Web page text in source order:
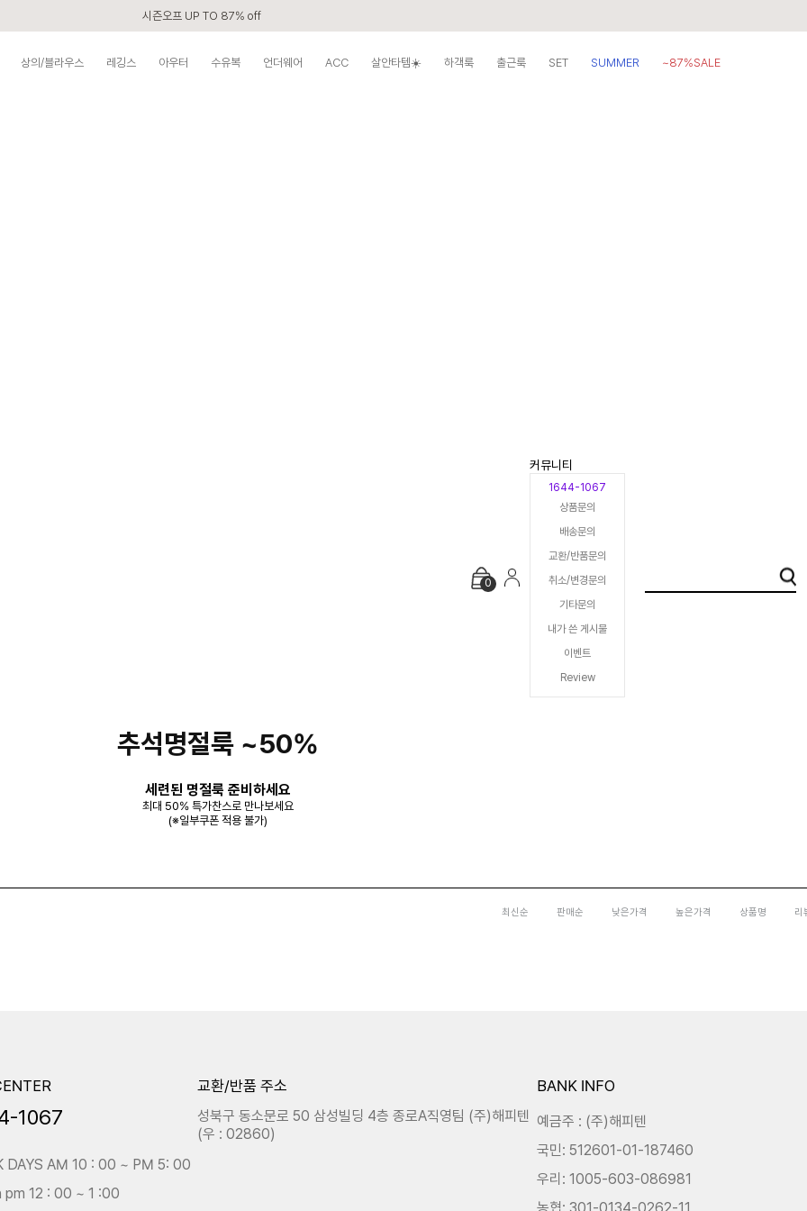
시즌오프 UP TO 87% off
상의/블라우스 레깅스 아우터 수유복 언더웨어 ACC 살안타템☀️ 하객룩 출근룩 SET SUMMER
~87%SALE
0
커뮤니티
1644-1067
상품문의
배송문의
교환/반품문의
취소/변경문의
기타문의
내가 쓴 게시물
이벤트
Review
추석명절룩 ~50%
세련된 명절룩 준비하세요
최대 50% 특가찬스로 만나보세요
(※일부쿠폰 적용 불가)
최신순 판매순 낮은가격 높은가격 상품명 리
1067
DAYS AM 10 : 00 ~ PM 5: 00
pm 12 : 00 ~ 1 :00
교환/반품 주소
성북구 동소문로 50 삼성빌딩 4층 종로A직영팀 (주)해피텐
(우 : 02860)
BANK INFO
예금주 : (주)해피텐
국민: 512601-01-187460
우리 : 1005-603-086981